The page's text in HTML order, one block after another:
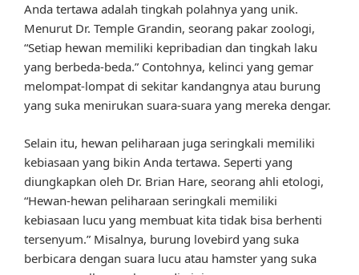
Anda tertawa adalah tingkah polahnya yang unik.
Menurut Dr. Temple Grandin, seorang pakar zoologi,
“Setiap hewan memiliki kepribadian dan tingkah laku
yang berbeda-beda.” Contohnya, kelinci yang gemar
melompat-lompat di sekitar kandangnya atau burung
yang suka menirukan suara-suara yang mereka dengar.
Selain itu, hewan peliharaan juga seringkali memiliki
kebiasaan yang bikin Anda tertawa. Seperti yang
diungkapkan oleh Dr. Brian Hare, seorang ahli etologi,
“Hewan-hewan peliharaan seringkali memiliki
kebiasaan lucu yang membuat kita tidak bisa berhenti
tersenyum.” Misalnya, burung lovebird yang suka
berbicara dengan suara lucu atau hamster yang suka